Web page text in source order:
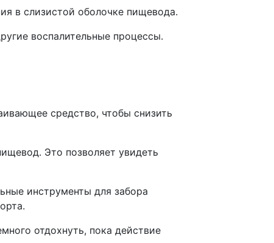
в слизистой оболочке пищевода.
воспалительные процессы.
средство, чтобы снизить
Это позволяет увидеть
инструменты для забора
отдохнуть, пока действие